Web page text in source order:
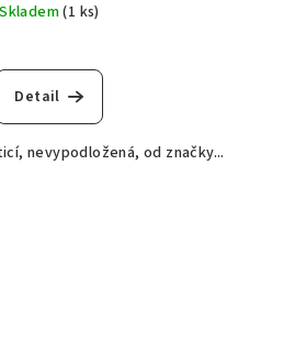
Skladem(1 ks)
Detail
nevypodložená, od značky...